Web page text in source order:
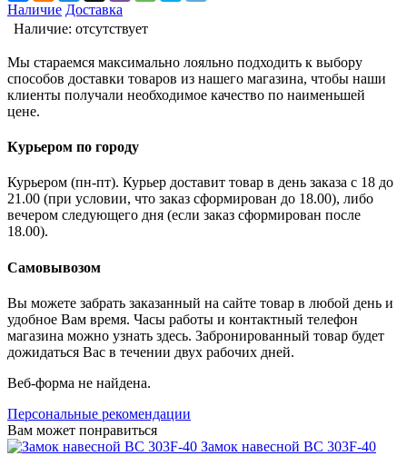
Наличие Доставка
Наличие: отсутствует
Мы стараемся максимально лояльно подходить к выбору
способов доставки товаров из нашего магазина, чтобы наши
клиенты получали необходимое качество по наименьшей
цене.
Курьером по городу
Курьером (пн-пт). Курьер доставит товар в день заказа с 18 до
21.00 (при условии, что заказ сформирован до 18.00), либо
вечером следующего дня (если заказ сформирован после
18.00).
Самовывозом
Вы можете забрать заказанный на сайте товар в любой день и
удобное Вам время. Часы работы и контактный телефон
магазина можно узнать здесь. Забронированный товар будет
дожидаться Вас в течении двух рабочих дней.
Веб-форма не найдена.
Персональные рекомендации
Вам может понравиться
Замок навесной ВС 303F-40